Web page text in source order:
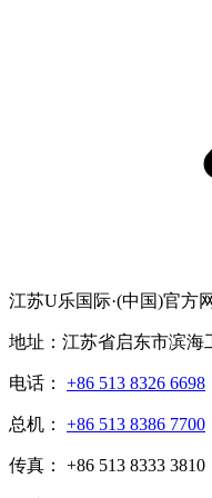
江苏U乐国际·(中国)官方
地址：江苏省启东市滨海
电话： +86 513 8326 6698
总机： +86 513 8386 7700
传真： +86 513 8333 3810